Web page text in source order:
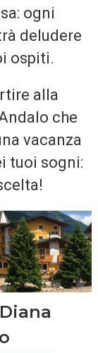
ogni
deludere
ospiti.
alla
che
vacanza
tuoi sogni: